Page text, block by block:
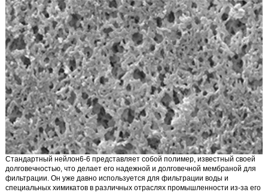
Стандартный нейлон6-6 представляет собой полимер, известный своей
долговечностью, что делает его надежной и долговечной мембраной для
фильтрации. Он уже давно используется для фильтрации воды и
специальных химикатов в различных отраслях промышленности из-за его